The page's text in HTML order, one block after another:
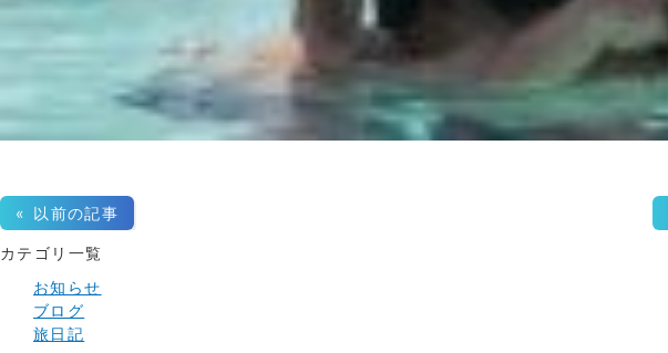
« 以前の記事
カテゴリ一覧
お知らせ
ブログ
旅日記